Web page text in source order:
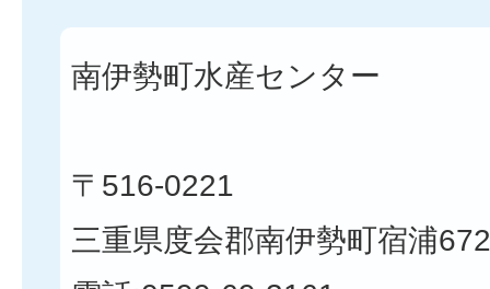
南伊勢町水産センター
〒516-0221
三重県度会郡南伊勢町宿浦